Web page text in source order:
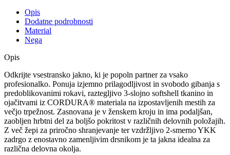
Opis
Dodatne podrobnosti
Material
Nega
Opis
Odkrijte vsestransko jakno, ki je popoln partner za vsako
profesionalko. Ponuja izjemno prilagodljivost in svobodo gibanja s
predoblikovanimi rokavi, raztegljivo 3-slojno softshell tkanino in
ojačitvami iz CORDURA® materiala na izpostavljenih mestih za
večjo trpežnost. Zasnovana je v ženskem kroju in ima podaljšan,
zaobljen hrbtni del za boljšo pokritost v različnih delovnih položajih.
Z več žepi za priročno shranjevanje ter vzdržljivo 2-smerno YKK
zadrgo z enostavno zamenljivim drsnikom je ta jakna idealna za
različna delovna okolja.